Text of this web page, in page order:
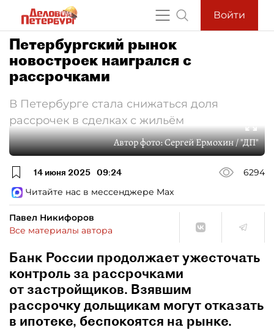
Войти
Петербургский рынок
новостроек наигрался с
рассрочками
В Петербурге стала снижаться доля
рассрочек в сделках с жильём
Автор фото:Сергей Ермохин / "ДП"
14 июня 2025 09:24
6294
Читайте нас в мессенджере Max
Павел Никифоров
Все материалы автора
Банк России продолжает ужесточать
контроль за рассрочками
от застройщиков. Взявшим
рассрочку дольщикам могут отказать
в ипотеке, беспокоятся на рынке.